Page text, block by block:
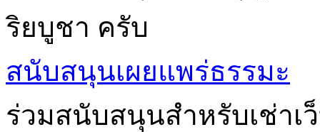
ริยบูชา ครับ
สนับสนุนเผยแพร่ธรรมะ
ร่วมสนับสนุนสำหรับเช่าเ